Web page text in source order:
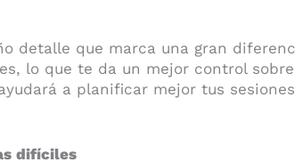
detalle que marca una gran
lo que te da un mejor control
a planificar mejor tus
difíciles